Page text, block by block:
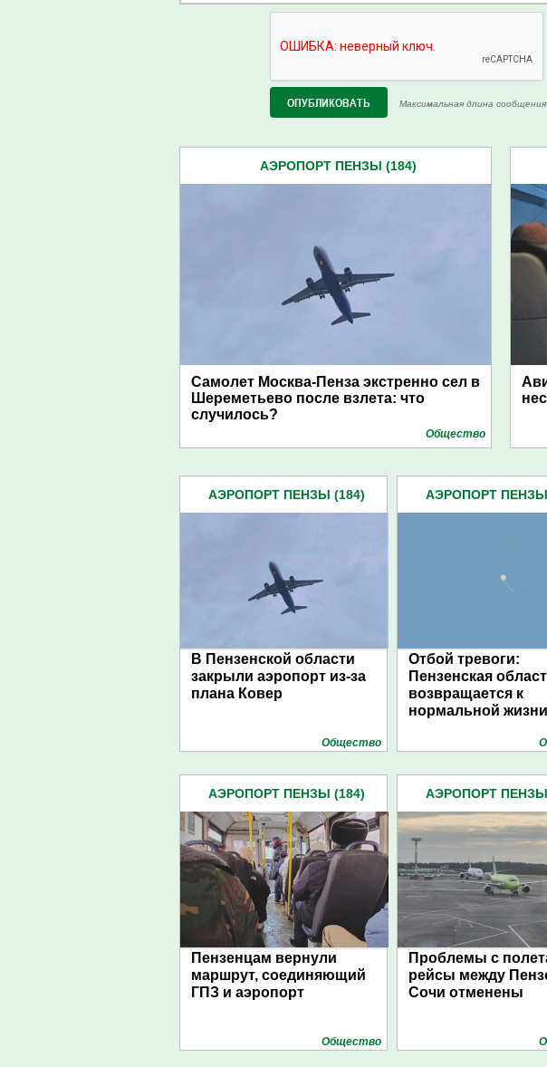
Максимальная длина сообщения
АЭРОПОРТ ПЕНЗЫ (184)
Самолет Москва-Пенза экстренно сел в
Шереметьево после взлета: что
случилось?
Общество
АЭРОПОРТ ПЕНЗЫ (184)
В Пензенской области
закрыли аэропорт из-за
плана Ковер
Общество
АЭРОПОРТ ПЕНЗЫ
Отбой тревоги:
Пензенская
возвращается к
нормальной жизни
АЭРОПОРТ ПЕНЗЫ (184)
Пензенцам вернули
маршрут, соединяющий
ГПЗ и аэропорт
Общество
АЭРОПОРТ ПЕНЗЫ
Проблемы с
рейсы между
Сочи отменены